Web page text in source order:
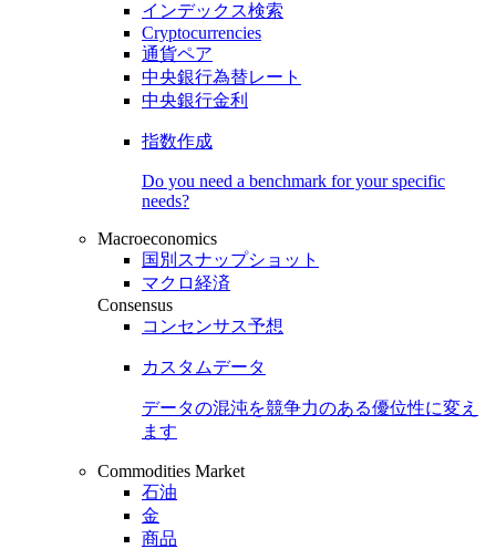
インデックス検索
Cryptocurrencies
通貨ペア
中央銀行為替レート
中央銀行金利
指数作成
Do you need a benchmark for your specific
needs?
Macroeconomics
国別スナップショット
マクロ経済
Consensus
コンセンサス予想
カスタムデータ
データの混沌を競争力のある優位性に変え
ます
Commodities Market
石油
金
商品